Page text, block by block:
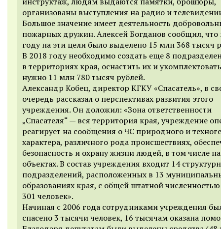
организованы выступления на радио и
Большое значение имеет деятельность
пожарных дружин. Алексей Богданов сообщил, что
году на эти цели было выделено 15 млн 368 тысяч
В 2018 году необходимо создать еще 8
в территориях края, оснастить их и
нужно 11 млн 780 тысяч рублей.
Александр Кобец, директор КГКУ «Спасатель», в
очередь рассказал о перспективах развития этого
учреждения. Он доложил: «Зона ответственности
„Спасателя“ — вся территория края, учреждение
реагирует на сообщения о ЧС природного и
характера, различного рода происшествиях,
безопасность и охрану жизни людей, в том числе
объектах. В состав учреждения входит 14
подразделений, расположенных в 13
образованиях края, с общей штатной численностью
301 человек».
Начиная с 2006 года сотрудниками учреждения
спасено 3 тысячи человек, 16 тысячам оказана